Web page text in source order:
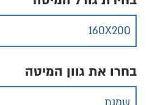
בחרו את גוון המיטה